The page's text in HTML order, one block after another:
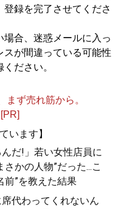
登録を完了させてくださ
合、迷惑メールに入っ
が間違っている可能性
ださい。
ず売れ筋から。
います】
だ!」若い女性店員に
かの人物”だった...こ
前”を教えた結果
代わってくれないん